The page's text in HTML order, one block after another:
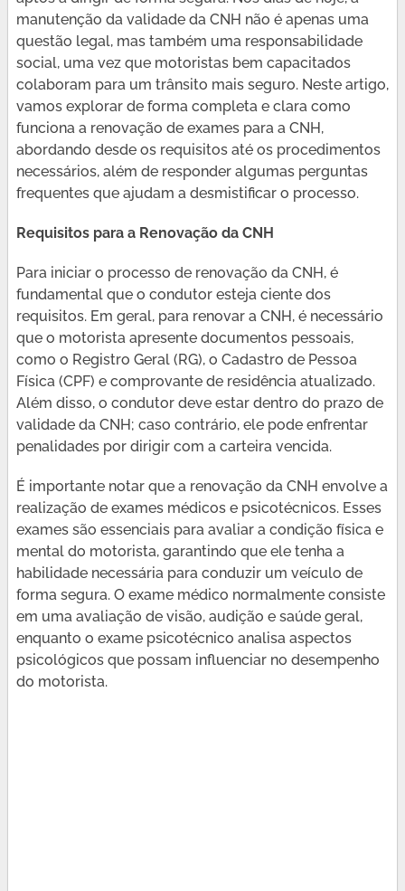
manutenção da validade da CNH não é apenas uma
questão legal, mas também uma responsabilidade
social, uma vez que motoristas bem capacitados
colaboram para um trânsito mais seguro. Neste artigo,
vamos explorar de forma completa e clara como
funciona a renovação de exames para a CNH,
abordando desde os requisitos até os procedimentos
necessários, além de responder algumas perguntas
frequentes que ajudam a desmistificar o processo.
Requisitos para a Renovação da CNH
Para iniciar o processo de renovação da CNH, é
fundamental que o condutor esteja ciente dos
requisitos. Em geral, para renovar a CNH, é necessário
que o motorista apresente documentos pessoais,
como o Registro Geral (RG), o Cadastro de Pessoa
Física (CPF) e comprovante de residência atualizado.
Além disso, o condutor deve estar dentro do prazo de
validade da CNH; caso contrário, ele pode enfrentar
penalidades por dirigir com a carteira vencida.
É importante notar que a renovação da CNH envolve a
realização de exames médicos e psicotécnicos. Esses
exames são essenciais para avaliar a condição física e
mental do motorista, garantindo que ele tenha a
habilidade necessária para conduzir um veículo de
forma segura. O exame médico normalmente consiste
em uma avaliação de visão, audição e saúde geral,
enquanto o exame psicotécnico analisa aspectos
psicológicos que possam influenciar no desempenho
do motorista.